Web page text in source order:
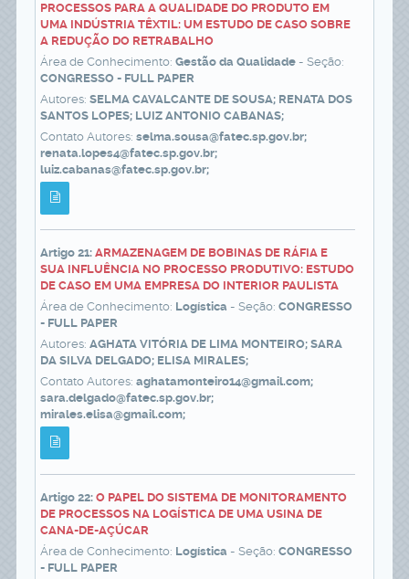
PROCESSOS PARA A QUALIDADE DO PRODUTO EM
UMA INDÚSTRIA TÊXTIL: UM ESTUDO DE CASO SOBRE
A REDUÇÃO DO RETRABALHO
Área de Conhecimento: Gestão da Qualidade - Seção:
CONGRESSO - FULL PAPER
Autores: SELMA CAVALCANTE DE SOUSA; RENATA DOS
SANTOS LOPES; LUIZ ANTONIO CABANAS;
Contato Autores: selma.sousa@fatec.sp.gov.br;
renata.lopes4@fatec.sp.gov.br;
luiz.cabanas@fatec.sp.gov.br;
Artigo 21: ARMAZENAGEM DE BOBINAS DE RÁFIA E
SUA INFLUÊNCIA NO PROCESSO PRODUTIVO: ESTUDO
DE CASO EM UMA EMPRESA DO INTERIOR PAULISTA
Área de Conhecimento: Logística - Seção: CONGRESSO
- FULL PAPER
Autores: AGHATA VITÓRIA DE LIMA MONTEIRO; SARA
DA SILVA DELGADO; ELISA MIRALES;
Contato Autores: aghatamonteiro14@gmail.com;
sara.delgado@fatec.sp.gov.br;
mirales.elisa@gmail.com;
Artigo 22: O PAPEL DO SISTEMA DE MONITORAMENTO
DE PROCESSOS NA LOGÍSTICA DE UMA USINA DE
CANA-DE-AÇÚCAR
Área de Conhecimento: Logística - Seção: CONGRESSO
- FULL PAPER